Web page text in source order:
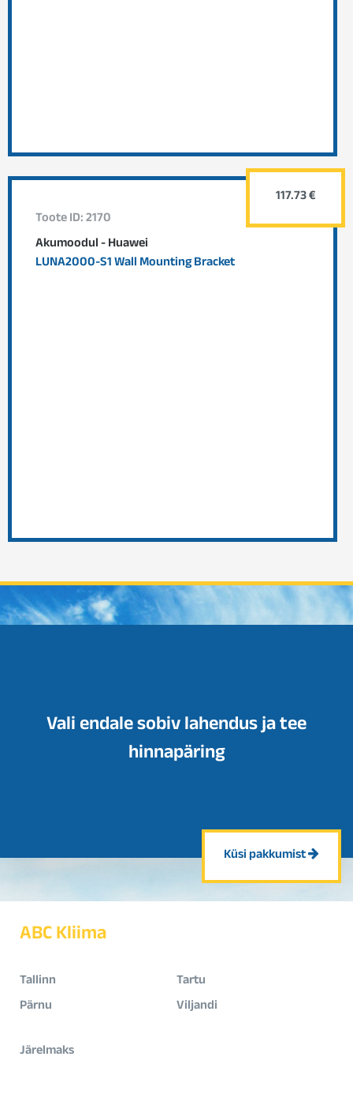
Toote ID: 2170
Akumoodul - Huawei
LUNA2000-S1 Wall Mounting Bracket
117.73 €
Vali endale sobiv lahendus ja tee
hinnapäring
Küsi pakkumist
ABC Kliima
Tallinn
Tartu
Pärnu
Viljandi
Järelmaks